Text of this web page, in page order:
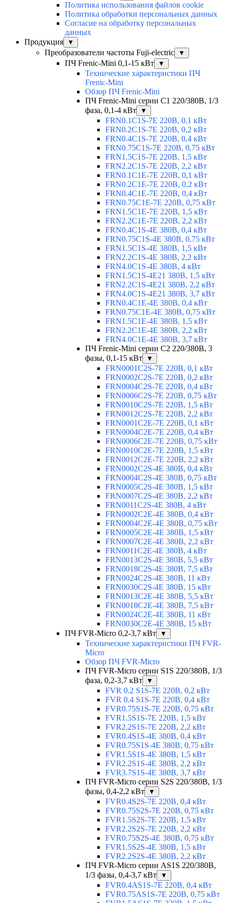
Политика использования файлов cookie
Политика обработки персональных данных
Согласие на обработку персональных
данных
Продукция
▼
Преобразователи частоты Fuji-electric ▼
ПЧ Frenic-Mini 0,1-15 кВт ▼
Технические характеристики ПЧ
Frenic-Mini
Обзор ПЧ Frenic-Mini
ПЧ Frenic-Mini серии C1 220/380В, 1/3
фаза, 0,1-4 кВт
▼
FRN0.1C1S-7E 220В, 0,1 кВт
FRN0.2C1S-7E 220В, 0,2 кВт
FRN0.4C1S-7E 220В, 0,4 кВт
FRN0.75C1S-7E 220В, 0,75 кВт
FRN1.5C1S-7E 220В, 1,5 кВт
FRN2.2C1S-7E 220В, 2,2 кВт
FRN0.1C1E-7E 220В, 0,1 кВт
FRN0.2C1E-7E 220В, 0,2 кВт
FRN0.4C1E-7E 220В, 0,4 кВт
FRN0.75C1E-7E 220В, 0,75 кВт
FRN1.5C1E-7E 220В, 1,5 кВт
FRN2.2C1E-7E 220В, 2,2 кВт
FRN0.4C1S-4E 380В, 0,4 кВт
FRN0.75C1S-4E 380В, 0,75 кВт
FRN1.5C1S-4E 380В, 1,5 кВт
FRN2.2C1S-4E 380В, 2,2 кВт
FRN4.0C1S-4E 380В, 4 кВт
FRN1.5C1S-4E21 380В, 1,5 кВт
FRN2.2C1S-4E21 380В, 2,2 кВт
FRN4.0C1S-4E21 380В, 3,7 кВт
FRN0.4C1E-4E 380В, 0,4 кВт
FRN0.75C1E-4E 380В, 0,75 кВт
FRN1.5C1E-4E 380В, 1,5 кВт
FRN2.2C1E-4E 380В, 2,2 кВт
FRN4.0C1E-4E 380В, 3,7 кВт
ПЧ Frenic-Mini серии С2 220/380В, 3
фазы, 0,1-15 кВт
▼
FRN0001C2S-7E 220В, 0,1 кВт
FRN0002C2S-7E 220В, 0,2 кВт
FRN0004C2S-7E 220В, 0,4 кВт
FRN0006C2S-7E 220В, 0,75 кВт
FRN0010C2S-7E 220В, 1,5 кВт
FRN0012C2S-7E 220В, 2,2 кВт
FRN0001C2E-7E 220В, 0,1 кВт
FRN0004C2E-7E 220В, 0,4 кВт
FRN0006C2E-7E 220В, 0,75 кВт
FRN0010C2E-7E 220В, 1,5 кВт
FRN0012C2E-7E 220В, 2,2 кВт
FRN0002C2S-4E 380В, 0,4 кВт
FRN0004C2S-4E 380В, 0,75 кВт
FRN0005C2S-4E 380В, 1,5 кВт
FRN0007C2S-4E 380В, 2,2 кВт
FRN0011C2S-4E 380В, 4 кВт
FRN0002C2E-4E 380В, 0,4 кВт
FRN0004C2E-4E 380В, 0,75 кВт
FRN0005C2E-4E 380В, 1,5 кВт
FRN0007C2E-4E 380В, 2,2 кВт
FRN0011C2E-4E 380В, 4 кВт
FRN0013C2S-4E 380В, 5,5 кВт
FRN0018C2S-4E 380В, 7,5 кВт
FRN0024C2S-4E 380В, 11 кВт
FRN0030C2S-4E 380В, 15 кВт
FRN0013C2E-4E 380В, 5,5 кВт
FRN0018C2E-4E 380В, 7,5 кВт
FRN0024C2E-4E 380В, 11 кВт
FRN0030C2E-4E 380В, 15 кВт
ПЧ FVR-Micro 0,2-3,7 кВт
▼
Технические характеристики ПЧ FVR-
Micro
Обзор ПЧ FVR-Micro
ПЧ FVR-Micro серии S1S 220/380В, 1/3
фаза, 0,2-3,7 кВт
▼
FVR 0.2 S1S-7E 220В, 0,2 кВт
FVR 0.4 S1S-7E 220В, 0,4 кВт
FVR0.75S1S-7E 220В, 0,75 кВт
FVR1.5S1S-7E 220В, 1,5 кВт
FVR2.2S1S-7E 220В, 2,2 кВт
FVR0.4S1S-4E 380В, 0,4 кВт
FVR0.75S1S-4E 380В, 0,75 кВт
FVR1.5S1S-4E 380В, 1,5 кВт
FVR2.2S1S-4E 380В, 2,2 кВт
FVR3.7S1S-4E 380В, 3,7 кВт
ПЧ FVR-Micro серии S2S 220/380В, 1/3
фазы, 0,4-2,2 кВт
▼
FVR0.4S2S-7E 220В, 0,4 кВт
FVR0.75S2S-7E 220В, 0,75 кВт
FVR1.5S2S-7E 220В, 1,5 кВт
FVR2.2S2S-7E 220В, 2,2 кВт
FVR0.75S2S-4E 380В, 0,75 кВт
FVR1.5S2S-4E 380В, 1,5 кВт
FVR2.2S2S-4E 380В, 2,2 кВт
ПЧ FVR-Micro серии AS1S 220/380В,
1/3 фазы, 0,4-3,7 кВт
▼
FVR0.4AS1S-7E 220В, 0,4 кВт
FVR0.75AS1S-7E 220В, 0,75 кВт